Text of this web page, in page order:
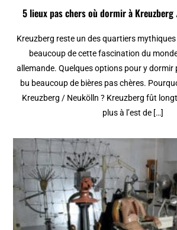
5 lieux pas chers où dormir à
Kreuzberg reste un des quartiers
beaucoup de cette fascination du
allemande. Quelques options pour y dormir
bu beaucoup de bières pas chères.
Kreuzberg / Neukölln ? Kreuzberg fût
plus à l’est de […]